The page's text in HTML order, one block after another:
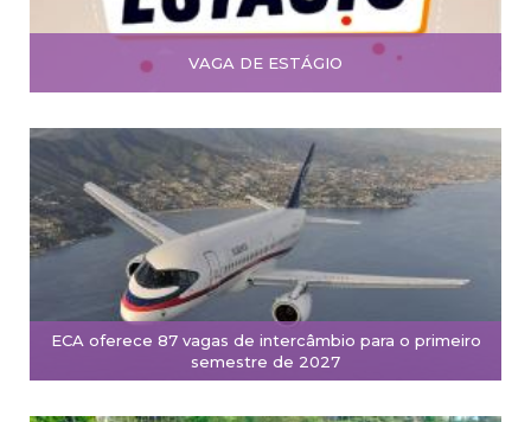
VAGA DE ESTÁGIO
ECA oferece 87 vagas de intercâmbio para o primeiro
semestre de 2027